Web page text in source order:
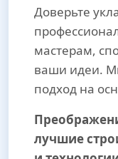
Доверьте
мастерам,
ваши идеи.
подход на
лучшие